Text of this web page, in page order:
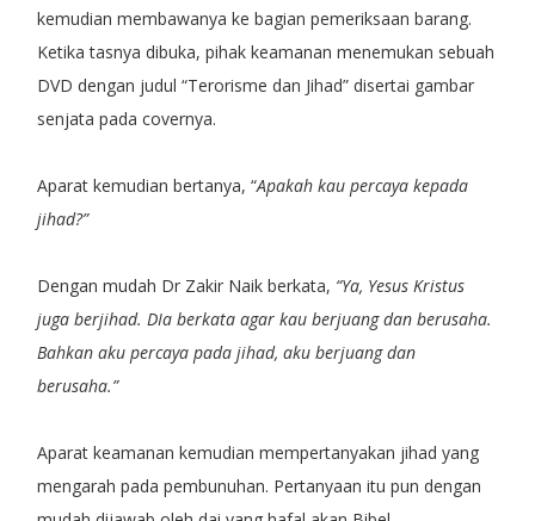
kemudian membawanya ke bagian pemeriksaan barang.
Ketika tasnya dibuka, pihak keamanan menemukan sebuah
DVD dengan judul “Terorisme dan Jihad” disertai gambar
senjata pada covernya.
Aparat kemudian bertanya, “Apakah kau percaya kepada
jihad?”
Dengan mudah Dr Zakir Naik berkata, “Ya, Yesus Kristus
juga berjihad. DIa berkata agar kau berjuang dan berusaha.
Bahkan aku percaya pada jihad, aku berjuang dan
berusaha.”
Aparat keamanan kemudian mempertanyakan jihad yang
mengarah pada pembunuhan. Pertanyaan itu pun dengan